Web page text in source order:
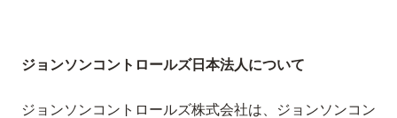
ジョンソンコントロールズ日本法人について
ジョンソンコントロールズ株式会社は、ジョンソンコン